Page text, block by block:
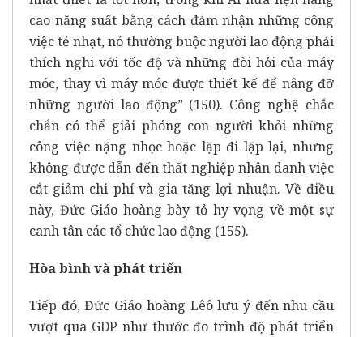
cao năng suất bằng cách đảm nhận những công
việc tẻ nhạt, nó thường buộc người lao động phải
thích nghi với tốc độ và những đòi hỏi của máy
móc, thay vì máy móc được thiết kế để nâng đỡ
những người lao động” (150). Công nghệ chắc
chắn có thể giải phóng con người khỏi những
công việc nặng nhọc hoặc lặp đi lặp lại, nhưng
không được dẫn đến thất nghiệp nhân danh việc
cắt giảm chi phí và gia tăng lợi nhuận. Về điều
này, Đức Giáo hoàng bày tỏ hy vọng về một sự
canh tân các tổ chức lao động (155).
Hòa bình và phát triển
Tiếp đó, Đức Giáo hoàng Lêô lưu ý đến nhu cầu
vượt qua GDP như thước đo trình độ phát triển